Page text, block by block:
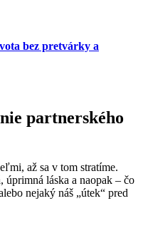
bez pretvárky a
partnerského
až sa v tom stratíme.
úprimná láska a naopak – čo
nejaký náš „útek“ pred